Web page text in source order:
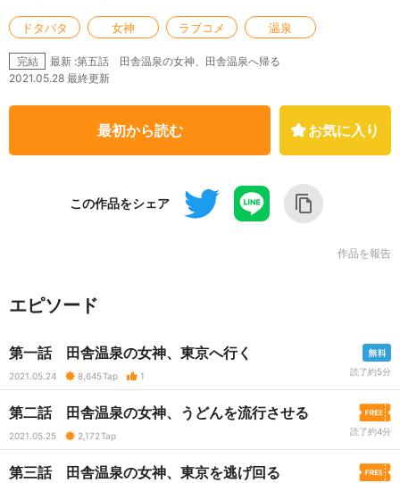
ドタバタ 女神 ラブコメ 温泉
完結
最新 :第五話 田舎温泉の女神、田舎温泉へ帰る
2021.05.28 最終更新
最初から読む お気に入り
この作品をシェア
作品を報告
エピソード
第一話 田舎温泉の女神、東京へ行く
2021.05.24 8,645Tap 1 読了約5分
第二話 田舎温泉の女神、うどんを流行させる
2021.05.25 2,172Tap 読了約4分
第三話 田舎温泉の女神、東京を逃げ回る